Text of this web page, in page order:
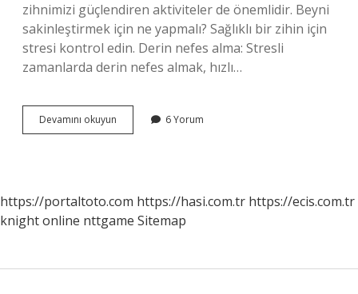
zihnimizi güçlendiren aktiviteler de önemlidir. Beyni
sakinleştirmek için ne yapmalı? Sağlıklı bir zihin için
stresi kontrol edin. Derin nefes alma: Stresli
zamanlarda derin nefes almak, hızlı…
Devamını okuyun
Sakinleştirmek
6 Yorum
https://portaltoto.com https://hasi.com.tr https://ecis.com.tr
knight online nttgame Sitemap